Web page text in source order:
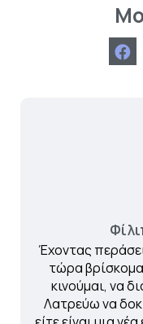
Έχοντας
τώρα
κινούμαι, να
Λατρεύω να